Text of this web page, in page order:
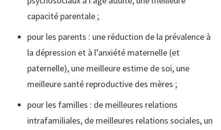
capacité parentale ;
pour les parents : une réduction de la prévalence à
la dépression et à l’anxiété maternelle (et
paternelle), une meilleure estime de soi, une
meilleure santé reproductive des mères ;
pour les familles : de meilleures relations
intrafamiliales, de meilleures relations sociales, un